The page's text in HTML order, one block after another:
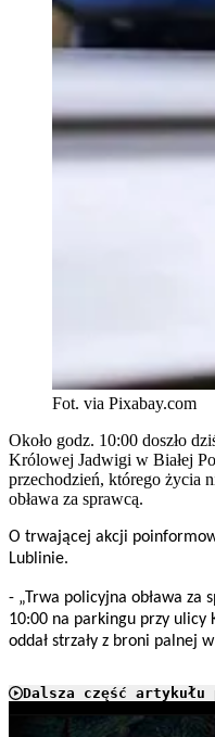
Fot. via Pixabay.com
Około godz. 10:00 doszło
Królowej Jadwigi w Białej
przechodzień, którego życia
obława za sprawcą.
O trwającej akcji
Lublinie.
- „Trwa policyjna obława za
10:00 na parkingu przy ulicy
oddał strzały z broni palnej
Dalsza część artykułu